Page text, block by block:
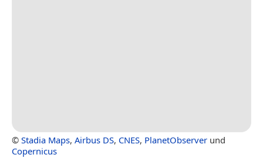
© Stadia Maps, Airbus DS, CNES, PlanetObserver und
Copernicus